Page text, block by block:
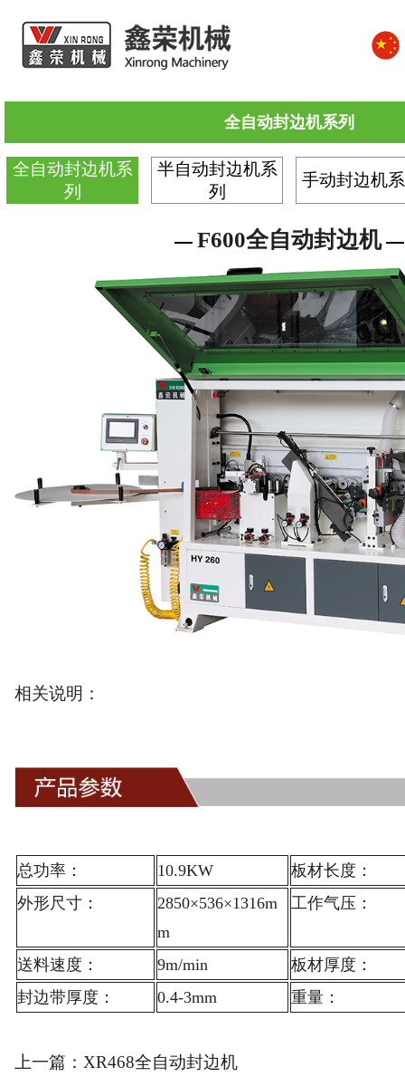
全自动封边机系列
全自动封边机系
列
半自动封边机系
列
手动封边机
F600全自动封边机
相关说明：
总功率： 10.9KW
板材长度：
外形尺寸：
2850×536×1316m
m
工作气压：
送料速度： 9m/min
板材厚度：
封边带厚度：
0.4-3mm 重量：
上一篇： XR468全自动封边机